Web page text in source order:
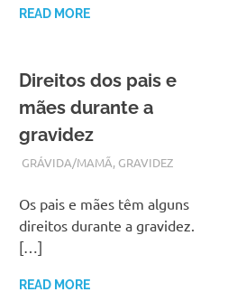
READ MORE
Direitos dos pais e
mães durante a
gravidez
FEVEREIRO 19, 2018
ADMIN
GRÁVIDA/MAMÃ, GRAVIDEZ
Os pais e mães têm alguns
direitos durante a gravidez.
[…]
READ MORE